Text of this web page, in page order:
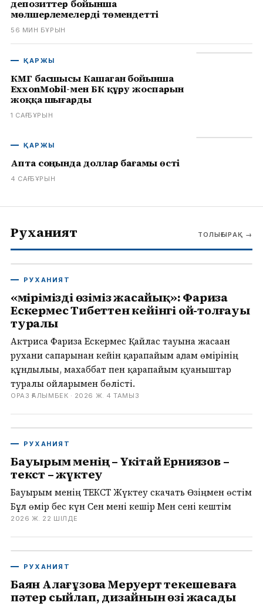
депозиттер бойынша
мөлшерлемелерді төмендетті
56 МИН БҰРЫН
ҚАРЖЫ
КМГ басшысы Кашаган бойынша
ExxonMobil-мен БК құру жоспарын
жоққа шығарды
1 САҒ БҰРЫН
ҚАРЖЫ
Апта соңында доллар бағамы өсті
4 САҒ БҰРЫН
Руханият ТОЛЫҒЫРАҚ →
РУХАНИЯТ
«Өмірімізді өзіміз жасайық»: Фариза
Ескермес Тибеттен кейінгі ой-толғауы
туралы
Актриса Фариза Ескермес Қайлас тауына жасаған
рухани сапарынан кейін қарапайым адам өмірінің
құндылығы, махаббат пен қарапайым қуаныштар
туралы ойларымен бөлісті.
ОРАЗ ҒАЛЫМБЕК · 2026 Ж. 4 ТАМЫЗ
РУХАНИЯТ
Бауырым менің – Үкітай Ерниязов –
текст – жүктеу
Бауырым менің ТЕКСТ Жүктеу скачать Өзіңмен өстім
Бұл өмір бес күн Сен мені кешір Мен сені кештім
2026 Ж. 22 ШІЛДЕ
РУХАНИЯТ
Баян Алағұзова Меруерт Өтекешеваға
пәтер сыйлап, дизайнын өзі жасады